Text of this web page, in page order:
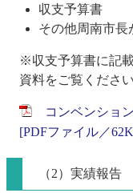
収支予算書
その他周南市長
※収支予算書に記
資料をご覧ください
コンベンショ
[PDFファイル／
（2）実績報告